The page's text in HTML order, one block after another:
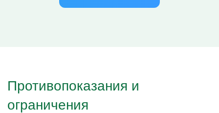
Противопоказания и
ограничения